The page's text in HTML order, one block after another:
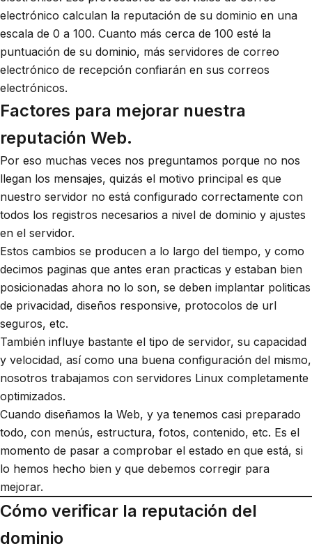
electrónico calculan la reputación de su dominio en una
escala de 0 a 100. Cuanto más cerca de 100 esté la
puntuación de su dominio, más servidores de correo
electrónico de recepción confiarán en sus correos
electrónicos.
Factores para mejorar nuestra
reputación Web.
Por eso muchas veces nos preguntamos porque no nos
llegan los mensajes, quizás el motivo principal es que
nuestro servidor no está configurado correctamente con
todos los registros necesarios a nivel de dominio y ajustes
en el servidor.
Estos cambios se producen a lo largo del tiempo, y como
decimos paginas que antes eran practicas y estaban bien
posicionadas ahora no lo son, se deben implantar politicas
de privacidad, diseños responsive, protocolos de url
seguros, etc.
También influye bastante el tipo de servidor, su capacidad
y velocidad, así como una buena configuración del mismo,
nosotros trabajamos con servidores Linux completamente
optimizados.
Cuando diseñamos la Web, y ya tenemos casi preparado
todo, con menús, estructura, fotos, contenido, etc. Es el
momento de pasar a comprobar el estado en que está, si
lo hemos hecho bien y que debemos corregir para
mejorar.
Cómo verificar la reputación del
dominio